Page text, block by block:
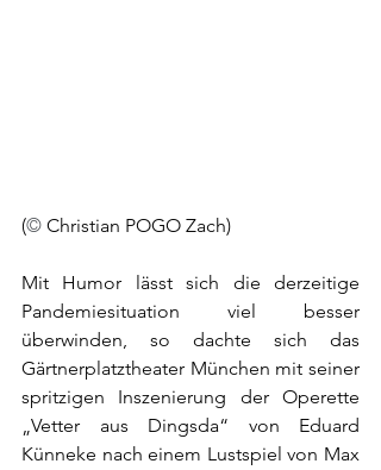
(© Christian POGO Zach)
Mit Humor lässt sich die derzeitige
Pandemiesituation viel besser
überwinden, so dachte sich das
Gärtnerplatztheater München mit seiner
spritzigen Inszenierung der Operette
„Vetter aus Dingsda“ von Eduard
Künneke nach einem Lustspiel von Max